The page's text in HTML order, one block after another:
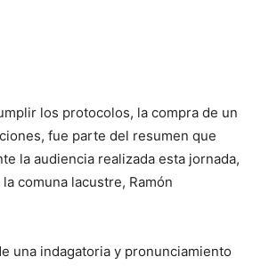
los protocolos, la compra de un
fue parte del resumen que
la audiencia realizada esta jornada,
comuna lacustre, Ramón
una indagatoria y pronunciamiento